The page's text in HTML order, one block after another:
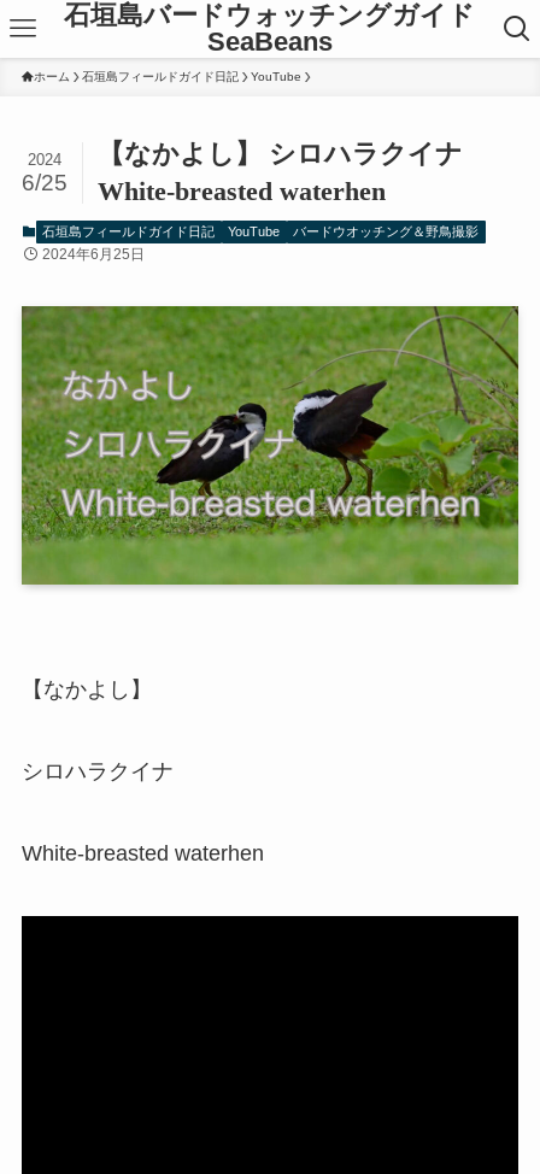
石垣島バードウォッチングガイド
SeaBeans
ホーム 石垣島フィールドガイド日記 YouTube
【なかよし】 シロハラクイナ
White-breasted waterhen
2024
6/25
石垣島フィールドガイド日記 YouTube バードウオッチング＆野鳥撮影
2024年6月25日
【なかよし】
シロハラクイナ
White-breasted waterhen